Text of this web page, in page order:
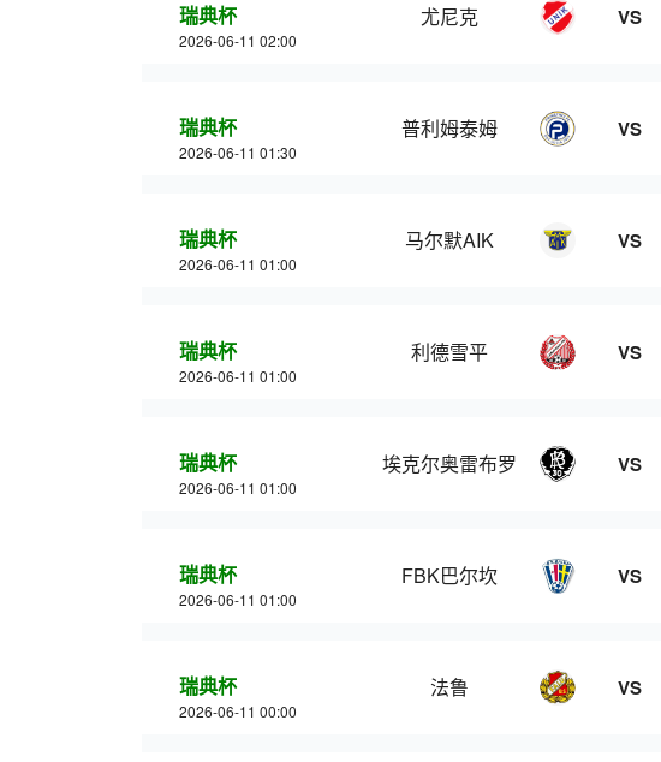
瑞典杯
2026-06-11 02:00
尤尼克 VS
瑞典杯
2026-06-11 01:30
普利姆泰姆 VS
瑞典杯
2026-06-11 01:00
马尔默AIK VS
瑞典杯
2026-06-11 01:00
利德雪平 VS
瑞典杯
2026-06-11 01:00
埃克尔奥雷布罗 VS
瑞典杯
2026-06-11 01:00
FBK巴尔坎 VS
瑞典杯
2026-06-11 00:00
法鲁 VS